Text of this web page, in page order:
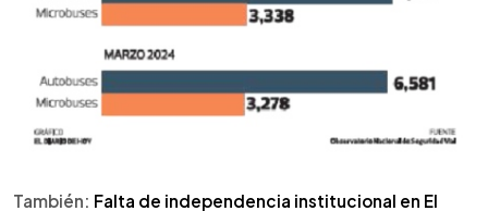
También: Falta de independencia institucional en El